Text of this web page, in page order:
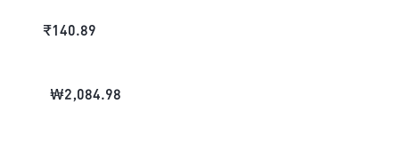
₹140.89
₩2,084.98